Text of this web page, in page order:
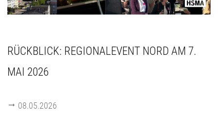
RÜCKBLICK: REGIONALEVENT NORD AM 7.
MAI 2026
08.05.2026